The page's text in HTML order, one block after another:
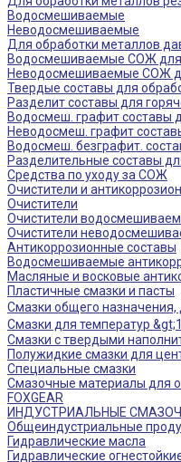
Водосмешиваемые
Неводосмешиваемые
Для обработки металлов
Водосмешиваемые СОЖ для
Неводосмешиваемые СОЖ
Твердые составы для
Разделит составы для
Водосмеш. графит составы
Неводосмеш. графит
Водосмеш. безграфит.
Разделительные составы
Средства по уходу за СОЖ
Очистители и
Очистители
Очистители
Очистители
Антикоррозионные составы
Водосмешиваемые
Масляные и восковые
Пластичные смазки и пасты
Смазки общего
Смазки для температур
Смазки с твердыми
Полужидкие смазки для
Специальные смазки
Смазочные материалы для
FOXGEAR
ИНДУСТРИАЛЬНЫЕ
Общеиндустриальные
Гидравлические масла
Гидравлические